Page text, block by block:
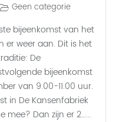
Geen categorie
bijeenkomst van het
er weer aan. Dit is het
De
bijeenkomst
van 9.00-11.00 uur.
in De Kansenfabriek
mee? Dan zijn er 2…...